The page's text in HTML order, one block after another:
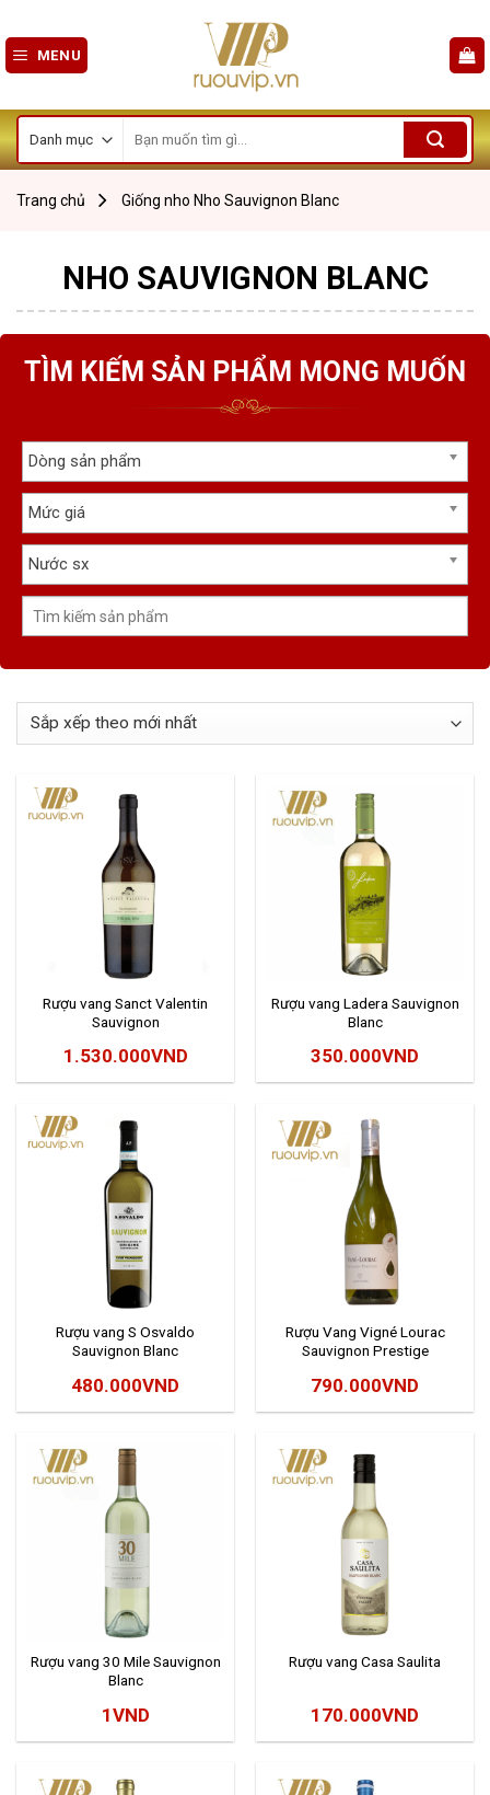
to
content
MENU
kiếm:
Trang chủ Giống nho Nho Sauvignon Blanc
NHO SAUVIGNON BLANC
TÌM KIẾM SẢN PHẨM MONG MUỐN
Dòng sản phẩm
Mức giá
Nước sx
Rượu vang Sanct Valentin
Sauvignon
1.530.000VND
Rượu vang Ladera Sauvignon
Blanc
350.000VND
Rượu vang S Osvaldo
Sauvignon Blanc
480.000VND
Rượu Vang Vigné Lourac
Sauvignon Prestige
790.000VND
Rượu vang 30 Mile Sauvignon
Blanc
1VND
Rượu vang Casa Saulita
170.000VND